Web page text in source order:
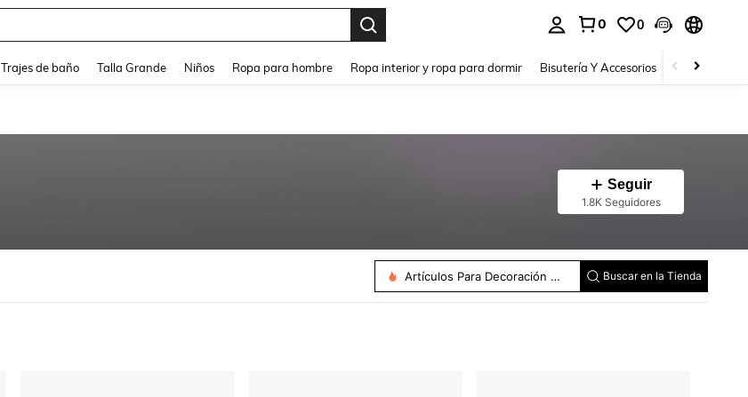
0 0
Trajes de baño Talla Grande Niños Ropa para hombre Ropa interior y ropa para dormir Bisutería Y Accesorios Zapatos
Seguir
1.8K Seguidores
Moldes Para Tartas
Jarrones
Artículos Para Decoración De Ropa
Buscar en la Tienda